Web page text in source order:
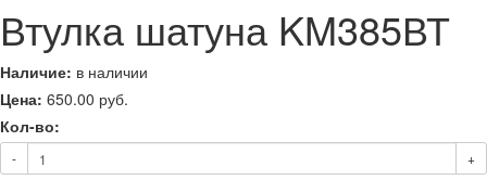
Втулка шатуна KM385ВТ
Наличие: в наличии
Цена: 650.00 руб.
Кол-во:
- +